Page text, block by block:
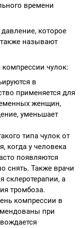
времени
которое
называют
чулок:
в
применяется для
женщин,
уменьшает
типа чулок от
когда у человека
появляются
снять. Также врачи
склеротерапии, а
тромбоза.
компрессии в
при
для